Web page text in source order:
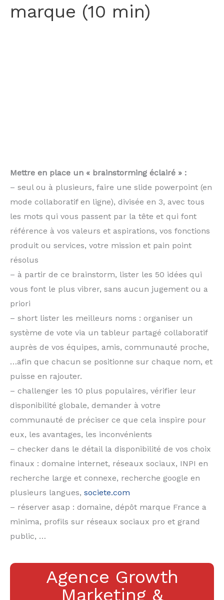
marque (10 min)
Mettre en place un « brainstorming éclairé » :
– seul ou à plusieurs, faire une slide powerpoint (en
mode collaboratif en ligne), divisée en 3, avec tous
les mots qui vous passent par la tête et qui font
référence à vos valeurs et aspirations, vos fonctions
produit ou services, votre mission et pain point
résolus
– à partir de ce brainstorm, lister les 50 idées qui
vous font le plus vibrer, sans aucun jugement ou a
priori
– short lister les meilleurs noms : organiser un
système de vote via un tableur partagé collaboratif
auprès de vos équipes, amis, communauté proche,
…afin que chacun se positionne sur chaque nom, et
puisse en rajouter.
– challenger les 10 plus populaires, vérifier leur
disponibilité globale, demander à votre
communauté de préciser ce que cela inspire pour
eux, les avantages, les inconvénients
– checker dans le détail la disponibilité de vos choix
finaux : domaine internet, réseaux sociaux, INPI en
recherche large et connexe, recherche google en
plusieurs langues, societe.com
– réserver asap : domaine, dépôt marque France a
minima, profils sur réseaux sociaux pro et grand
public, …
Agence Growth
Marketing &